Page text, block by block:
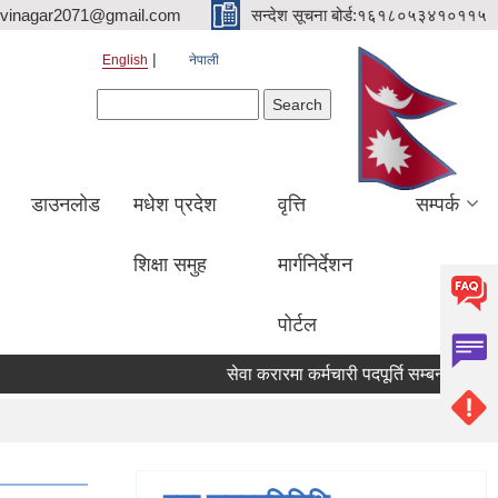
सन्देश सूचना बोर्ड:१६१८०५३४१०११५
English नेपाली
डाउनलोड मधेश प्रदेश
शिक्षा समुह
वृत्ति
मार्गनिर्देशन
पोर्टल
सम्पर्क
सेवा करारमा कर्मचारी पदपूर्ति सम्बन्धी सूचना